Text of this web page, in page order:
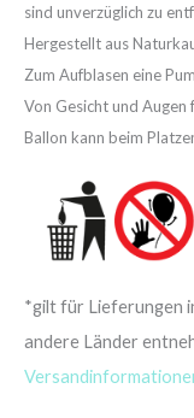
sind unverzüglich zu
Hergestellt aus
Zum Aufblasen eine
Von Gesicht und Augen
Ballon kann beim
*gilt für Lieferungen
andere Länder